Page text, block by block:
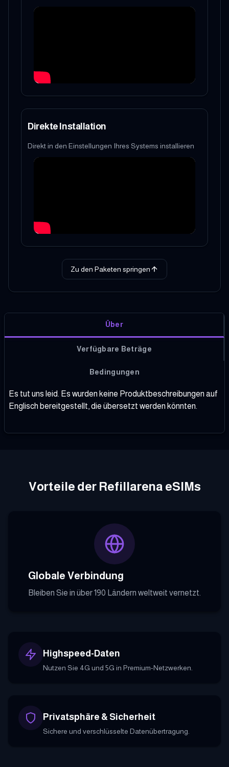
Direkte Installation
Direkt in den Einstellungen Ihres Systems installieren
Zu den Paketen springen
Über
Verfügbare Beträge
Bedingungen
Es tut uns leid. Es wurden keine Produktbeschreibungen auf
Englisch bereitgestellt, die übersetzt werden könnten.
Vorteile der Refillarena eSIMs
Globale Verbindung
Bleiben Sie in über 190 Ländern weltweit vernetzt.
Highspeed-Daten
Nutzen Sie 4G und 5G in Premium-Netzwerken.
Privatsphäre & Sicherheit
Sichere und verschlüsselte Datenübertragung.